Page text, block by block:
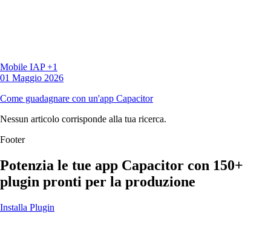
Mobile IAP+1
01 Maggio 2026
Come guadagnare con un'app Capacitor
Nessun articolo corrisponde alla tua ricerca.
Footer
Potenzia le tue app Capacitor con 150+
plugin pronti per la produzione
Installa Plugin